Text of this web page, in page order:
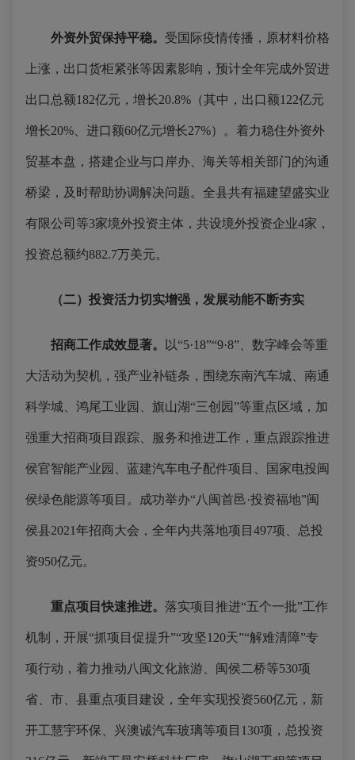
外资外贸保持平稳。 受国际疫情传播，原材料价格
上涨，出口货柜紧张等因素影响，预计全年完成外贸进
出口总额182亿元，增长20.8%（其中，出口额122亿元
增长20%、进口额60亿元增长27%）。着力稳住外资外
贸基本盘，搭建企业与口岸办、海关等相关部门的沟通
桥梁，及时帮助协调解决问题。全县共有福建望盛实业
有限公司等3家境外投资主体，共设境外投资企业4家，
投资总额约882.7万美元。
（二）投资活力切实增强，发展动能不断夯实
招商工作成效显著。 以“5·18”“9·8”、数字峰会等重
大活动为契机，强产业补链条，围绕东南汽车城、南通
科学城、鸿尾工业园、旗山湖“三创园”等重点区域，加
强重大招商项目跟踪、服务和推进工作，重点跟踪推进
侯官智能产业园、蓝建汽车电子配件项目、国家电投闽
侯绿色能源等项目。成功举办“八闽首邑·投资福地”闽
侯县2021年招商大会，全年内共落地项目497项、总投
资950亿元。
重点项目快速推进。 落实项目推进“五个一批”工作
机制，开展“抓项目促提升”“攻坚120天”“解难清障”专
项行动，着力推动八闽文化旅游、闽侯二桥等530项
省、市、县重点项目建设，全年实现投资560亿元，新
开工慧宇环保、兴澳诚汽车玻璃等项目130项，总投资